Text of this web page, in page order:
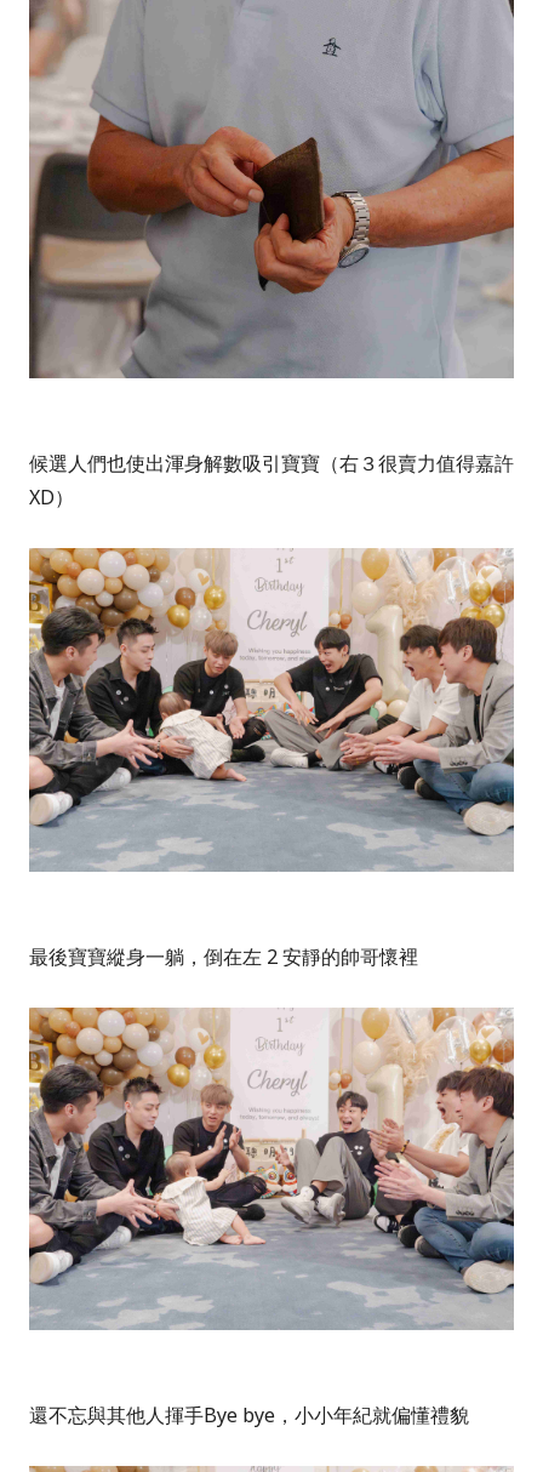
候選人們也使出渾身解數吸引寶寶（右３很賣力值得嘉許
XD）
最後寶寶縱身一躺，倒在左 2 安靜的帥哥懷裡
還不忘與其他人揮手Bye bye，小小年紀就偏懂禮貌